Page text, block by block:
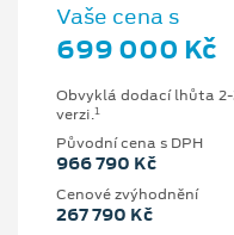
Vaše cena s
699 000 Kč
Obvyklá dodací lhůta
verzi.1
Původní cena s DPH
966 790 Kč
Cenové zvýhodnění
267 790 Kč